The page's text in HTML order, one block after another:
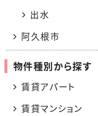
出水
阿久根市
物件種別から探す
賃貸アパート
賃貸マンション